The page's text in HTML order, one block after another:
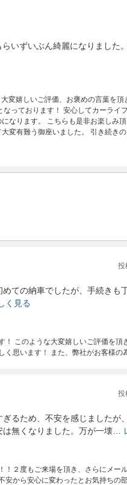
いずいぶん綺麗になりました
変嬉しいご評価、お褒めの言葉を頂
っております！ 安心してカーライ
なります。 こちらも是非お楽しみ
変有難う御座いました。 引き続き
投
ての納車でしたが、手続きも
く見る
このような大変嬉しいご評価を頂
く思います！ また、弊社がお客様
投
るため、不安を感じましたが
無くなりました。万が一壊…
２度もご来場を頂き、さらにメー
安から安心に変わったとお気持ちの